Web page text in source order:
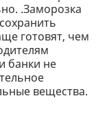
.Заморозка
готовят, чем
банки не
вещества.